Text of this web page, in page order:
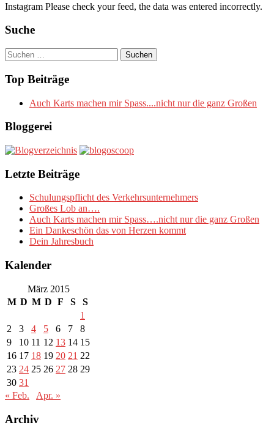
Instagram Please check your feed, the data was entered incorrectly.
Suche
Suchen
nach:
Top Beiträge
Auch Karts machen mir Spass....nicht nur die ganz Großen
Bloggerei
Letzte Beiträge
Schulungspflicht des Verkehrsunternehmers
Großes Lob an….
Auch Karts machen mir Spass….nicht nur die ganz Großen
Ein Dankeschön das von Herzen kommt
Dein Jahresbuch
Kalender
März 2015
M D M D F S
S
1
2
3 4 5 6 7
8
9
10 11 12 13 14 15
16 17 18 19 20 21 22
23 24 25 26 27 28 29
30 31
« Feb.
Apr. »
Archiv